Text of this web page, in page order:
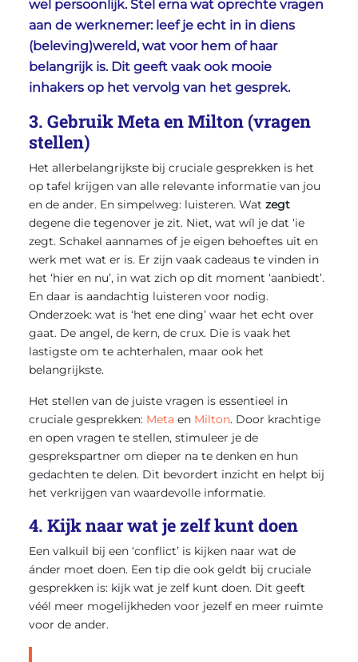
wel persoonlijk. Stel erna wat oprechte vragen
aan de werknemer: leef je echt in in diens
(beleving)wereld, wat voor hem of haar
belangrijk is. Dit geeft vaak ook mooie
inhakers op het vervolg van het gesprek.
3. Gebruik Meta en Milton (vragen
stellen)
Het allerbelangrijkste bij cruciale gesprekken is het
op tafel krijgen van alle relevante informatie van jou
en de ander. En simpelweg: luisteren. Wat zegt
degene die tegenover je zit. Niet, wat wíl je dat ‘ie
zegt. Schakel aannames of je eigen behoeftes uit en
werk met wat er is. Er zijn vaak cadeaus te vinden in
het ‘hier en nu’, in wat zich op dit moment ‘aanbiedt’.
En daar is aandachtig luisteren voor nodig.
Onderzoek: wat is ‘het ene ding’ waar het echt over
gaat. De angel, de kern, de crux. Die is vaak het
lastigste om te achterhalen, maar ook het
belangrijkste.
Het stellen van de juiste vragen is essentieel in
cruciale gesprekken: Meta en Milton. Door krachtige
en open vragen te stellen, stimuleer je de
gesprekspartner om dieper na te denken en hun
gedachten te delen. Dit bevordert inzicht en helpt bij
het verkrijgen van waardevolle informatie.
4. Kijk naar wat je zelf kunt doen
Een valkuil bij een ‘conflict’ is kijken naar wat de
ánder moet doen. Een tip die ook geldt bij cruciale
gesprekken is: kijk wat je zelf kunt doen. Dit geeft
véél meer mogelijkheden voor jezelf en meer ruimte
voor de ander.